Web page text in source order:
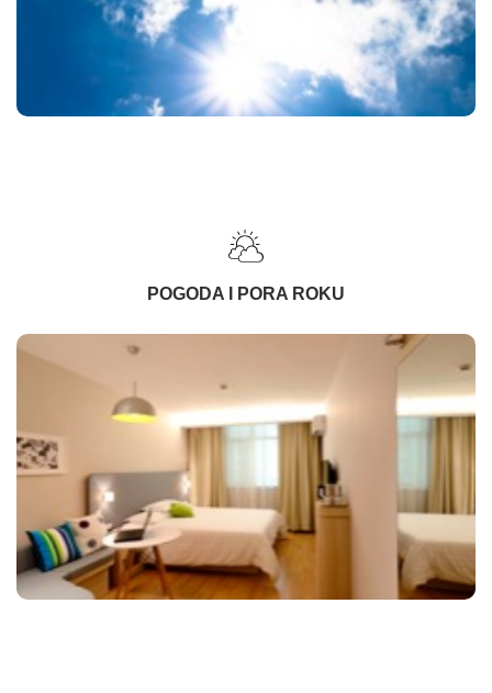
POGODA I PORA ROKU